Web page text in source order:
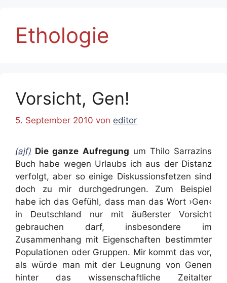
Ethologie
Vorsicht, Gen!
5. September 2010 von editor
(ajf) Die ganze Aufregung um Thilo Sarrazins
Buch habe wegen Urlaubs ich aus der Distanz
verfolgt, aber so einige Diskussionsfetzen sind
doch zu mir durchgedrungen. Zum Beispiel
habe ich das Gefühl, dass man das Wort ›Gen‹
in Deutschland nur mit äußerster Vorsicht
gebrauchen darf, insbesondere im
Zusammenhang mit Eigenschaften bestimmter
Populationen oder Gruppen. Mir kommt das vor,
als würde man mit der Leugnung von Genen
hinter das wissenschaftliche Zeitalter